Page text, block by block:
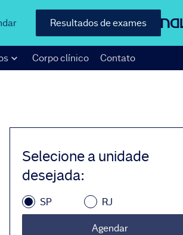
Resultados de exames
Corpo clínico Contato
Selecione a unidade
desejada:
SP RJ
Agendar